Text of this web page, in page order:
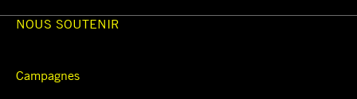
NOUS SOUTENIR
Campagnes